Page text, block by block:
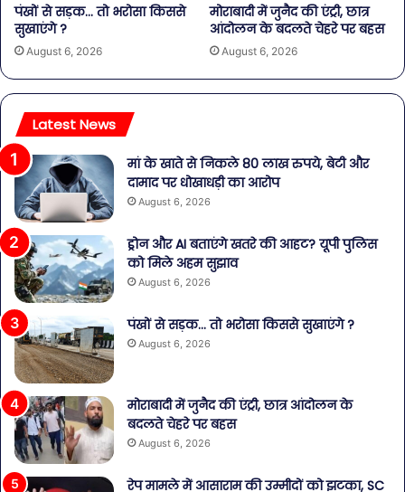
पंखों से सड़क… तो भरोसा किससे
सुखाएंगे ?
August 6, 2026
मोराबादी में जुनैद की एंट्री, छात्र
आंदोलन के बदलते चेहरे पर बहस
August 6, 2026
Latest News
मां के खाते से निकले 80 लाख रुपये, बेटी और
दामाद पर धोखाधड़ी का आरोप
August 6, 2026
ड्रोन और AI बताएंगे खतरे की आहट? यूपी पुलिस
को मिले अहम सुझाव
August 6, 2026
पंखों से सड़क… तो भरोसा किससे सुखाएंगे ?
August 6, 2026
मोराबादी में जुनैद की एंट्री, छात्र आंदोलन के
बदलते चेहरे पर बहस
August 6, 2026
रेप मामले में आसाराम की उम्मीदों को झटका, SC